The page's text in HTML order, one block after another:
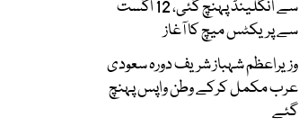
سے انگلینڈ پہنچ گئی، 12 اگست
سے پریکٹس میچ کا آغاز
وزیراعظم شہباز شریف دورہ سعودی
عرب مکمل کرکے وطن واپس پہنچ
گئے